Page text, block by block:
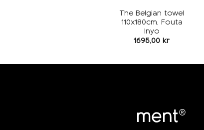
The Belgian towel
110x180cm, Fouta
Inyo
1695,00 kr